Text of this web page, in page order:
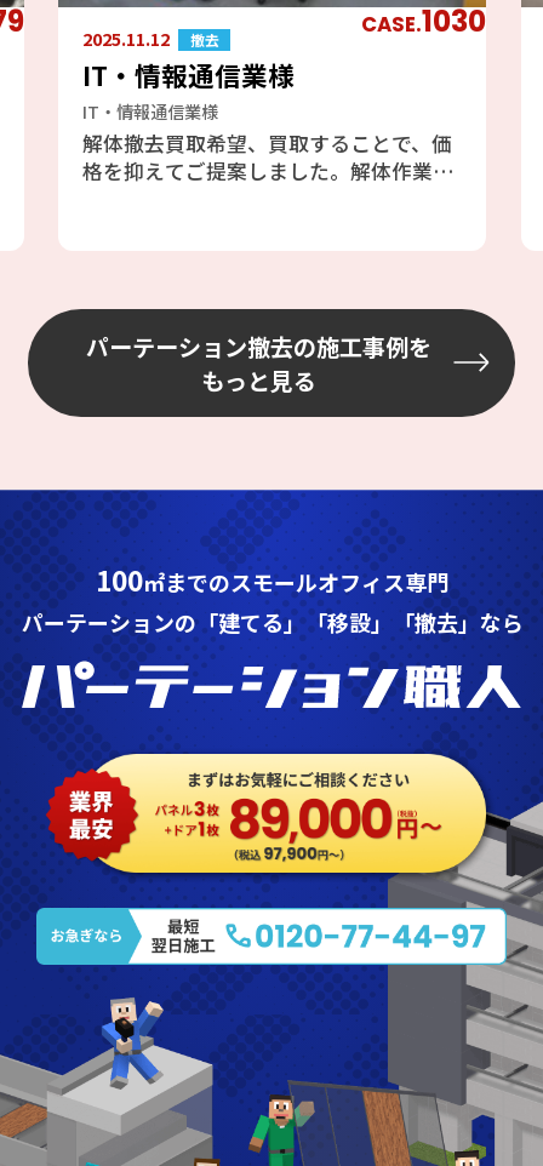
CASE.1030
2025.11.12 撤去
IT・情報通信業様
IT・情報通信業様
解体撤去買取希望、買取することで、価
格を抑えてご提案しました。解体作業な
パーテーション撤去の施工事例を
もっと見る
100㎡までのスモールオフィス専門
パーテーションの「建てる」「移設」「撤去」なら